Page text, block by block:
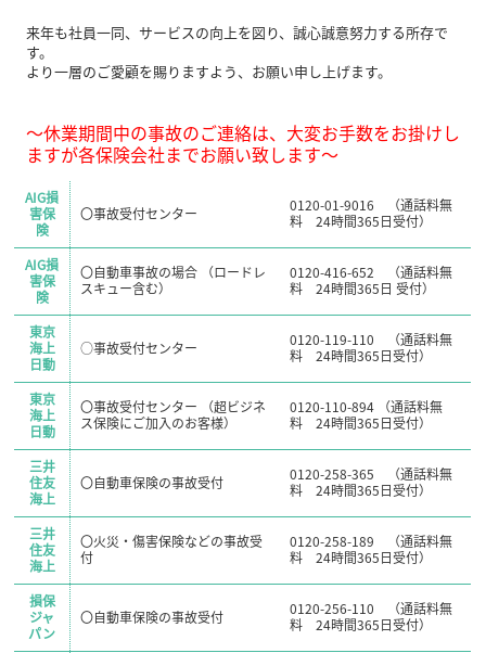
来年も社員一同、サービスの向上を図り、誠心誠意努力する所存で
す。
より一層のご愛顧を賜りますよう、お願い申し上げます。
～休業期間中の事故のご連絡は、大変お手数をお掛けし
ますが各保険会社までお願い致します～
AIG損
害保
険
〇事故受付センター
0120-01-9016 （通話料無
料 24時間365日受付）
AIG損
害保
険
〇自動車事故の場合 （ロードレ
スキュー含む）
0120-416-652 （通話料無
料 24時間365日 受付）
東京
海上
日動
○事故受付センター
0120-119-110 （通話料無
料 24時間365日受付）
東京
海上
日動
〇事故受付センター （超ビジネ
ス保険にご加入のお客様）
0120-110-894 （通話料無
料 24時間365日受付）
三井
住友
海上
〇自動車保険の事故受付
0120-258-365 （通話料無
料 24時間365日受付）
三井
住友
海上
〇火災・傷害保険などの事故受
付
0120-258-189 （通話料無
料 24時間365日受付）
損保
ジャ
パン
〇自動車保険の事故受付
0120-256-110 （通話料無
料 24時間365日受付）